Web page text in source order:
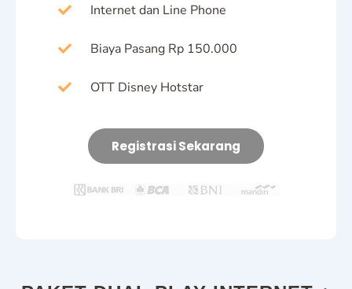
Internet dan Line Phone
Biaya Pasang Rp 150.000
OTT Disney Hotstar
Registrasi Sekarang